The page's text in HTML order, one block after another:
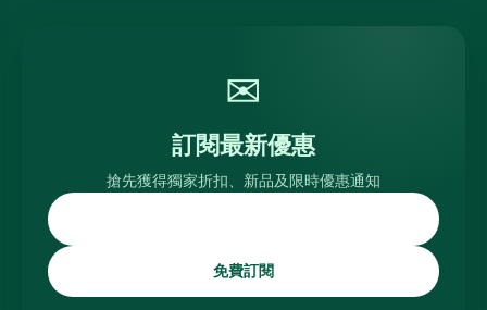
✉
訂閱最新優惠
搶先獲得獨家折扣、新品及限時優惠通知
免費訂閱